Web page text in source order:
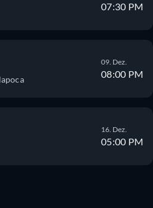
07:30 PM
09. Dez.
08:00 PM
16. Dez.
05:00 PM